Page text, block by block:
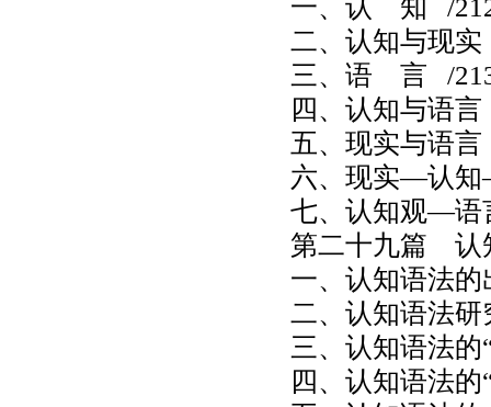
一、认 知 /
二、认知与现实
三、语 言 /
四、认知与语言
五、现实与语言
六、现实—认
七、认知观—语
第二十九篇 认
一、认知语法的
二、认知语法研
三、认知语法的
四、认知语法的